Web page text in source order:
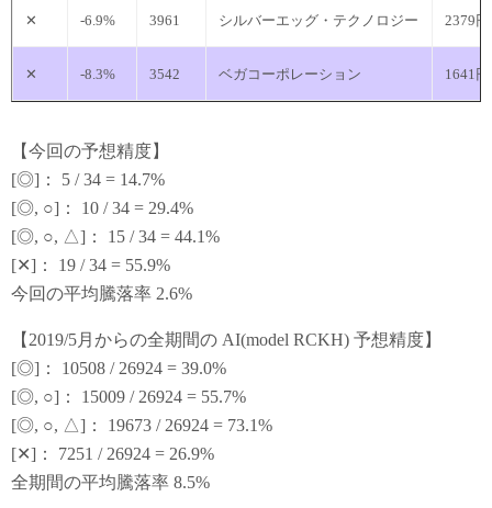
✕ -6.9% 3961 シルバーエッグ・テクノロジー 2379円
✕ -8.3% 3542 ベガコーポレーション 1641円
【今回の予想精度】
[◎]： 5 / 34 = 14.7%
[◎, ○]： 10 / 34 = 29.4%
[◎, ○, △]： 15 / 34 = 44.1%
[✕]： 19 / 34 = 55.9%
今回の平均騰落率 2.6%
【2019/5月からの全期間の AI(model RCKH) 予想精度】
[◎]： 10508 / 26924 = 39.0%
[◎, ○]： 15009 / 26924 = 55.7%
[◎, ○, △]： 19673 / 26924 = 73.1%
[✕]： 7251 / 26924 = 26.9%
全期間の平均騰落率 8.5%